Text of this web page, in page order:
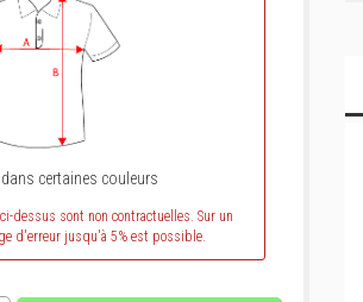
certaines couleurs
dessus sont non contractuelles. Sur un
d'erreur jusqu'à 5% est possible.